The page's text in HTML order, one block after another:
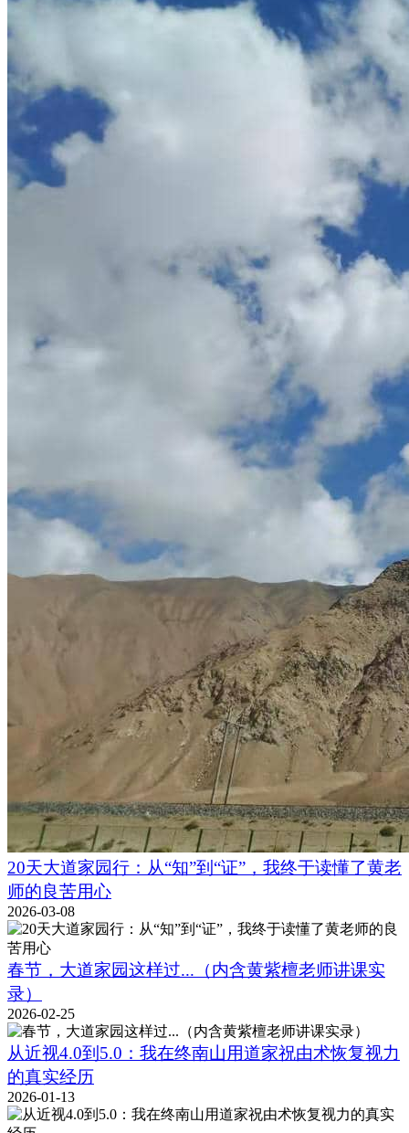
20天大道家园行：从“知”到“证”，我终于读懂了黄老
师的良苦用心
2026-03-08
春节，大道家园这样过...（内含黄紫檀老师讲课实
录）
2026-02-25
从近视4.0到5.0：我在终南山用道家祝由术恢复视力
的真实经历
2026-01-13